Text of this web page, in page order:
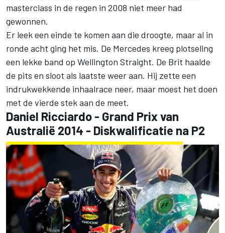
masterclass in de regen in 2008 niet meer had
gewonnen.
Er leek een einde te komen aan die droogte, maar al in
ronde acht ging het mis. De Mercedes kreeg plotseling
een lekke band op Wellington Straight. De Brit haalde
de pits en sloot als laatste weer aan. Hij zette een
indrukwekkende inhaalrace neer, maar moest het doen
met de vierde stek aan de meet.
Daniel Ricciardo - Grand Prix van
Australië 2014 - Diskwalificatie na P2